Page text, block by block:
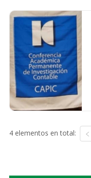
4 elementos en total: